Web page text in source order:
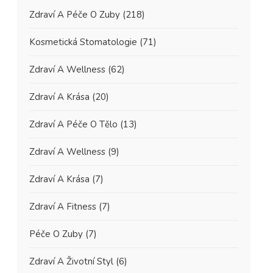
Zdraví A Péče O Zuby (218)
Kosmetická Stomatologie (71)
Zdraví A Wellness (62)
Zdraví A Krása (20)
Zdraví A Péče O Tělo (13)
Zdraví A Wellness (9)
Zdraví A Krása (7)
Zdraví A Fitness (7)
Péče O Zuby (7)
Zdraví A Životní Styl (6)